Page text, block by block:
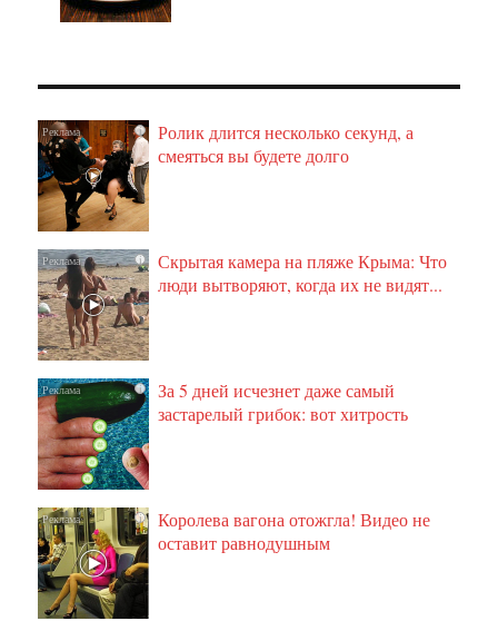
i
Ролик длится несколько секунд, а
смеяться вы будете долго
i
Скрытая камера на пляже Крыма: Что
люди вытворяют, когда их не видят...
i
За 5 дней исчезнет даже самый
застарелый грибок: вот хитрость
i
Королева вагона отожгла! Видео не
оставит равнодушным